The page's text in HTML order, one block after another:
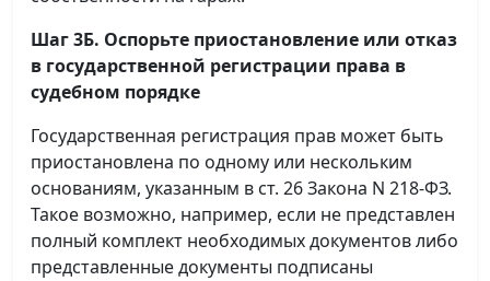
Шаг 3Б. Оспорьте приостановление или отказ
в государственной регистрации права в
судебном порядке
Государственная регистрация прав может быть
приостановлена по одному или нескольким
основаниям, указанным в ст. 26 Закона N 218-ФЗ.
Такое возможно, например, если не представлен
полный комплект необходимых документов либо
представленные документы подписаны